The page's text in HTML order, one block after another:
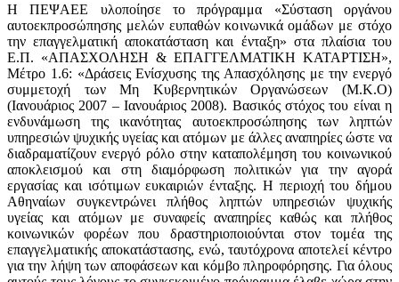
Η ΠΕΨΑΕΕ υλοποίησε το πρόγραμμα «Σύσταση οργάνου
αυτοεκπροσώπησης μελών ευπαθών κοινωνικά ομάδων με στόχο
την επαγγελματική αποκατάσταση και ένταξη» στα πλαίσια του
Ε.Π. «ΑΠΑΣΧΟΛΗΣΗ & ΕΠΑΓΓΕΛΜΑΤΙΚΗ ΚΑΤΑΡΤΙΣΗ»,
Μέτρο 1.6: «Δράσεις Ενίσχυσης της Απασχόλησης με την ενεργό
συμμετοχή των Μη Κυβερνητικών Οργανώσεων (Μ.Κ.Ο)
(Ιανουάριος 2007 – Ιανουάριος 2008). Βασικός στόχος του είναι η
ενδυνάμωση της ικανότητας αυτοεκπροσώπησης των ληπτών
υπηρεσιών ψυχικής υγείας και ατόμων με άλλες αναπηρίες ώστε να
διαδραματίζουν ενεργό ρόλο στην καταπολέμηση του κοινωνικού
αποκλεισμού και στη διαμόρφωση πολιτικών για την αγορά
εργασίας και ισότιμων ευκαιριών ένταξης. Η περιοχή του δήμου
Αθηναίων συγκεντρώνει πλήθος ληπτών υπηρεσιών ψυχικής
υγείας και ατόμων με συναφείς αναπηρίες καθώς και πλήθος
κοινωνικών φορέων που δραστηριοποιούνται στον τομέα της
επαγγελματικής αποκατάστασης, ενώ, ταυτόχρονα αποτελεί κέντρο
για την λήψη των αποφάσεων και κόμβο πληροφόρησης. Για όλους